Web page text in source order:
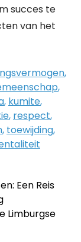
succes te
van het
,
,
, kumite,
, respect,
, toewijding,
Een Reis
Limburgse